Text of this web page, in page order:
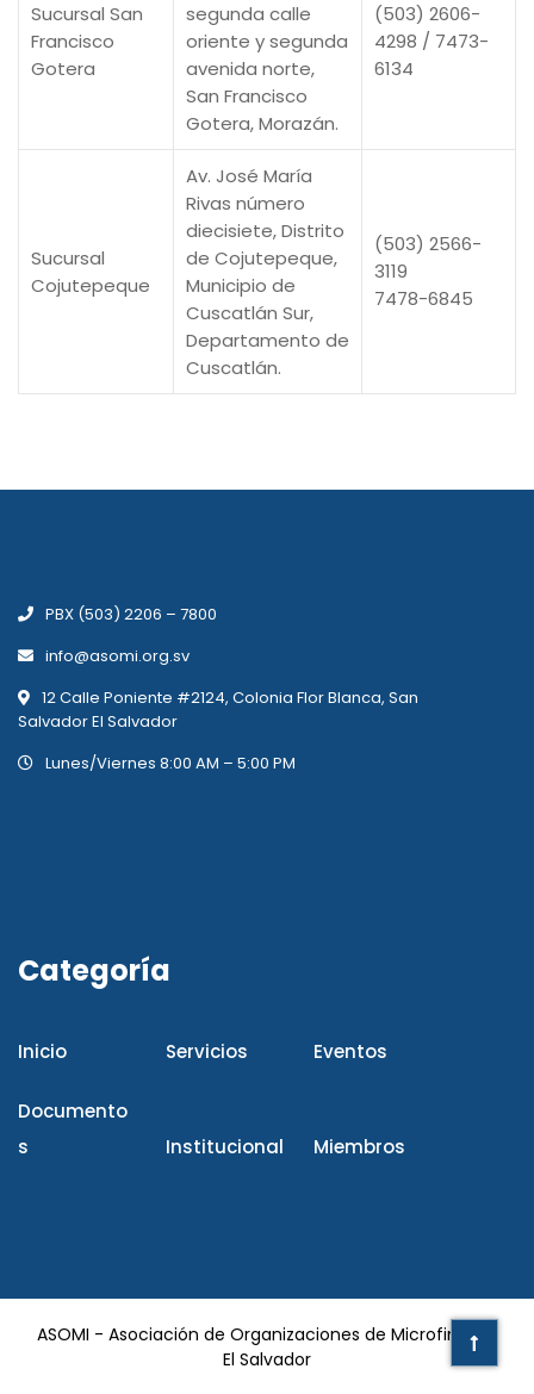
Sucursal San
Francisco
Gotera
segunda calle
oriente y segunda
avenida norte,
San Francisco
Gotera, Morazán.
(503) 2606-
4298 / 7473-
6134
Sucursal
Cojutepeque
Av. José María
Rivas número
diecisiete, Distrito
de Cojutepeque,
Municipio de
Cuscatlán Sur,
Departamento de
Cuscatlán.
(503) 2566-
3119
7478-6845
PBX (503) 2206 – 7800
info@asomi.org.sv
12 Calle Poniente #2124, Colonia Flor Blanca, San
Salvador El Salvador
Lunes/Viernes 8:00 AM – 5:00 PM
Categoría
Inicio Servicios Eventos
Documento
s
Institucional Miembros
ASOMI - Asociación de Organizaciones de Microfinanza
El Salvador